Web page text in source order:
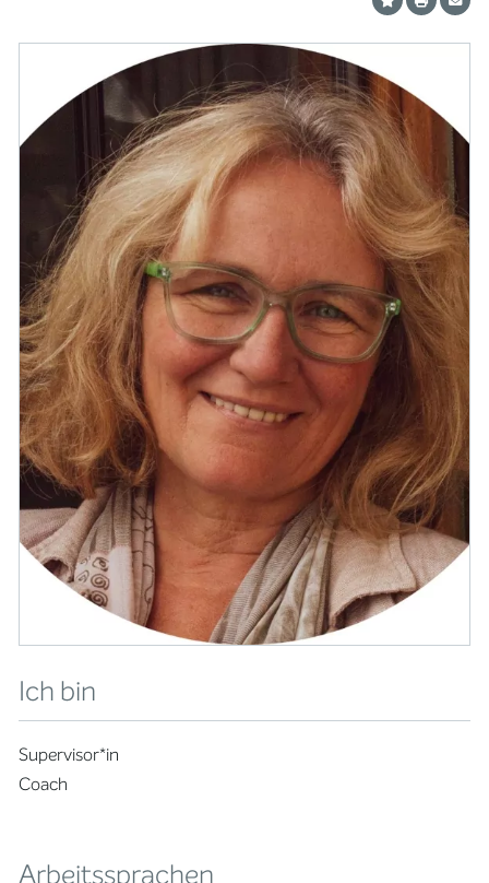
Ich bin
Supervisor*in
Coach
Arbeitssprachen